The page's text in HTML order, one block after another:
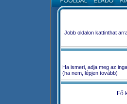
Jobb oldalon kattinthat
Ha ismeri, adja meg az
(ha nem, lépjen tovább)
Fő